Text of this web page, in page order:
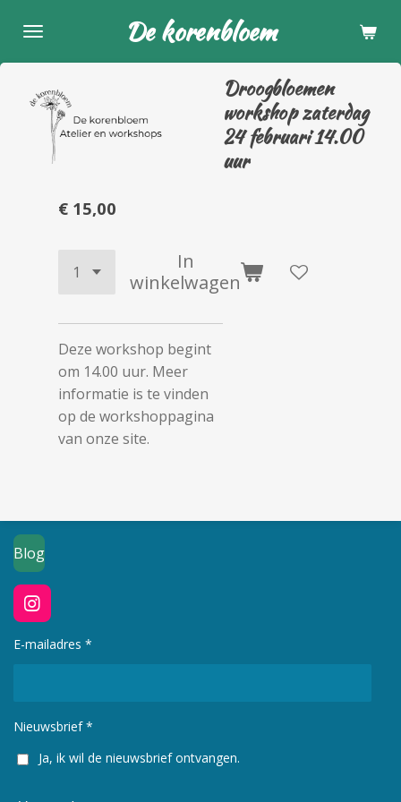
direct
naar
hoofdinhoud
De korenbloem
Droogbloemen
workshop zaterdag
24 februari 14.00
uur
€ 15,00
In
winkelwagen
Deze workshop begint
om 14.00 uur. Meer
informatie is te vinden
op de workshoppagina
van onze site.
Blog
I
n
s
a
E-mailadres *
Nieuwsbrief *
Ja, ik wil de nieuwsbrief ontvangen.